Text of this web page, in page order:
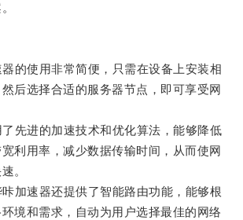
使用非常简便，只需在设备上安装相
后选择合适的服务器节点，即可享受网
进的加速技术和优化算法，能够降低
利用率，减少数据传输时间，从而使网
。
速器还提供了智能路由功能，能够根
境和需求，自动为用户选择最佳的网络